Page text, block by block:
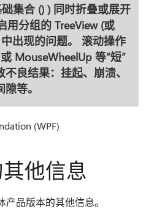
集合 () ) 同时折叠或展开
用分组的 TreeView (或
出现的问题。 滚动操作
MouseWheelUp 等“短”
良结果：挂起、崩溃、
等。
(WPF)
他信息
品版本的其他信息。